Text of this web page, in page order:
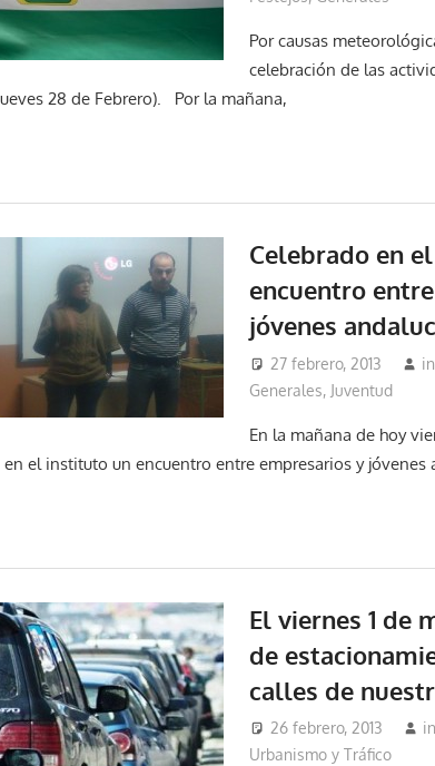
Por causas
celebración de las
28 de Febrero). Por la mañana,
Celebrado en
encuentro
jóvenes
27 febrero, 2013
Generales, Juventud
En la mañana de hoy
el instituto un encuentro entre empresarios y jóvenes
El viernes 1 de
de
calles de
26 febrero, 2013
Urbanismo y Tráfico